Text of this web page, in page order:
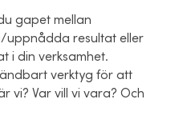
gapet mellan
uppnådda resultat eller
i din verksamhet.
verktyg för att
vi? Var vill vi vara? Och